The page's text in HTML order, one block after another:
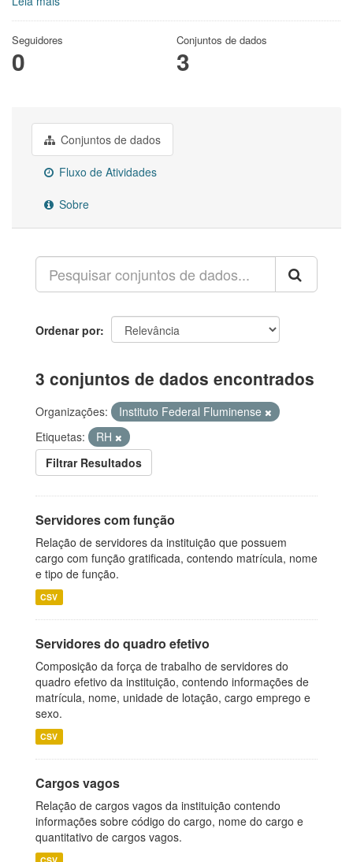
Seguidores
0
Conjuntos de dados
3
Conjuntos de dados
Fluxo de Atividades
Sobre
Ordenar por
3 conjuntos de dados encontrados
Organizações:
Instituto Federal Fluminense
Etiquetas:
RH
Filtrar Resultados
Servidores com função
Relação de servidores da instituição que possuem
cargo com função gratificada, contendo matrícula, nome
e tipo de função.
CSV
Servidores do quadro efetivo
Composição da força de trabalho de servidores do
quadro efetivo da instituição, contendo informações de
matrícula, nome, unidade de lotação, cargo emprego e
sexo.
CSV
Cargos vagos
Relação de cargos vagos da instituição contendo
informações sobre código do cargo, nome do cargo e
quantitativo de cargos vagos.